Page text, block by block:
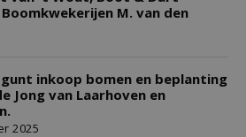
M. van den
gunt inkoop bomen en beplanting
Jong van Laarhoven en
2025